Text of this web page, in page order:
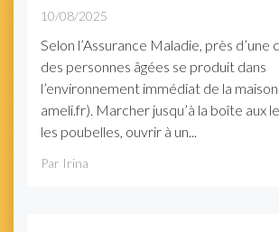
10/08/2025
Selon l’Assurance Maladie, près d’une
des personnes âgées se produit dans
l’environnement immédiat de la
ameli.fr). Marcher jusqu’à la boîte aux
les poubelles, ouvrir à un...
Par Irina